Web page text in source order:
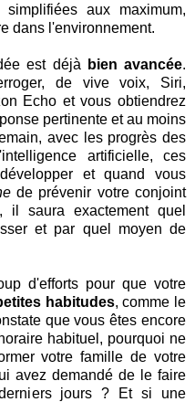
aux maximum,
dans l'environnement.
est déjà bien avancée.
de vive voix, Siri,
Echo et vous obtiendrez
pertinente et au moins
avec les progrès des
artificielle, ces
et quand vous
de prévenir votre conjoint
il saura exactement quel
et par quel moyen de
d'efforts pour que votre
habitudes, comme le
que vous êtes encore
habituel, pourquoi ne
votre famille de votre
avez demandé de le faire
jours ? Et si une